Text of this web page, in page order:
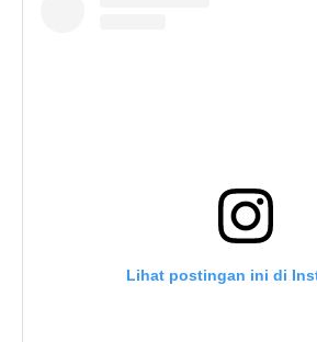
Lihat postingan ini di